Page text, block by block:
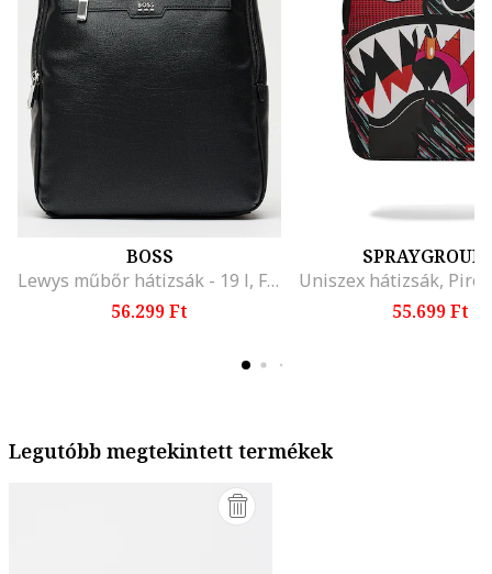
BOSS
Lewys műbőr hátizsák - 19 l, Fekete
56.299 Ft
55.699 Ft
Legutóbb megtekintett termékek